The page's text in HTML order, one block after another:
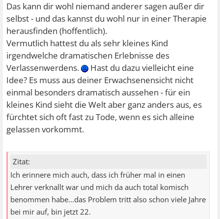
Das kann dir wohl niemand anderer sagen außer dir
selbst - und das kannst du wohl nur in einer Therapie
herausfinden (hoffentlich).
Vermutlich hattest du als sehr kleines Kind
irgendwelche dramatischen Erlebnisse des
Verlassenwerdens.
Hast du dazu vielleicht eine
Idee? Es muss aus deiner Erwachsenensicht nicht
einmal besonders dramatisch aussehen - für ein
kleines Kind sieht die Welt aber ganz anders aus, es
fürchtet sich oft fast zu Tode, wenn es sich alleine
gelassen vorkommt.
Zitat:
Ich erinnere mich auch, dass ich früher mal in einen
Lehrer verknallt war und mich da auch total komisch
benommen habe...das Problem tritt also schon viele Jahre
bei mir auf, bin jetzt 22.